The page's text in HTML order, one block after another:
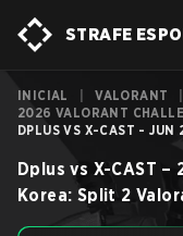
STRAFE
INICIAL VALORANT
2026 VALORANT
DPLUS VS X-CAST - JUN
Dplus vs X-CAST –
Korea: Split 2